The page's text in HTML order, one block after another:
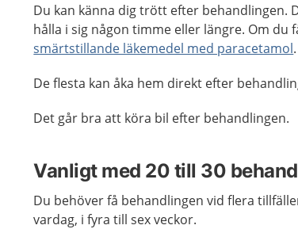
Du kan känna dig trött efter behandlingen.
hålla i sig någon timme eller längre. Om du
smärtstillande läkemedel med paracetamol.
De flesta kan åka hem direkt efter
Det går bra att köra bil efter behandlingen.
Vanligt med 20 till 30
Du behöver få behandlingen vid flera
vardag, i fyra till sex veckor.